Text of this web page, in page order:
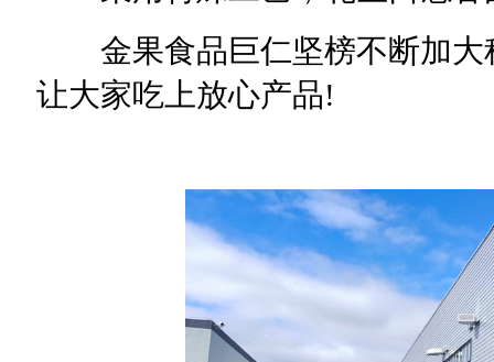
金果食品巨仁坚榜不断加大
让大家吃上放心产品!